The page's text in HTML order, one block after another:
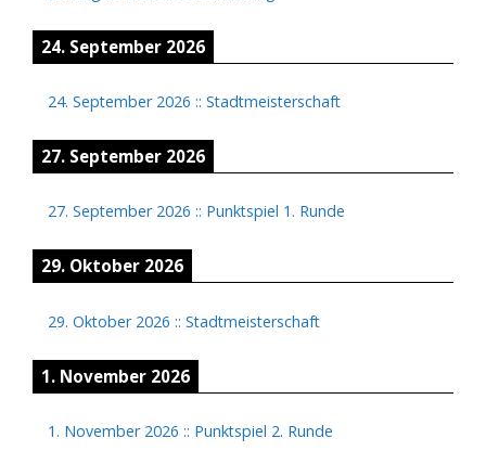
24. September 2026
24. September 2026 :: Stadtmeisterschaft
27. September 2026
27. September 2026 :: Punktspiel 1. Runde
29. Oktober 2026
29. Oktober 2026 :: Stadtmeisterschaft
1. November 2026
1. November 2026 :: Punktspiel 2. Runde